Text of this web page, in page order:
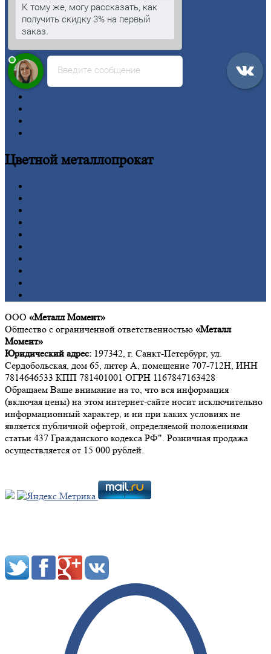
Арматура
Двутавроваябалка (двутавр)
Квадрат
Кругстальной
Лист
Проволока
Рельсы
Цветнойметаллопрокат
ООО «Металл Момент»
Общество с ограниченной ответственностью «Металл
Момент»
Юридический адрес: 197342, г. Санкт-Петербург, ул.
Сердобольская, дом 65, литер А, помещение 707-712Н, ИНН
7814646533 КПП 781401001 ОГРН 1167847163428
Обращаем Ваше внимание на то, что вся информация
(включая цены) на этом интернет-сайте носит исключительно
информационный характер, и ни при каких условиях не
является публичной офертой, определяемой положениями
статьи 437 Гражданского кодекса РФ". Розничная продажа
осуществляется от 15 000 рублей.
Введите сообщение
К тому же, могу рассказать, как
получить скидку 3% на первый
заказ.